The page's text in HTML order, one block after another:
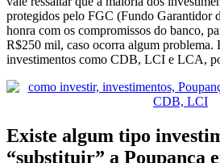
protegidos pelo FGC (Fundo Garantidor
honra com os compromissos do banco,
R$250 mil, caso ocorra algum problema.
investimentos como CDB, LCI e LCA,
Existe algum tipo
“substituir” a Poupança